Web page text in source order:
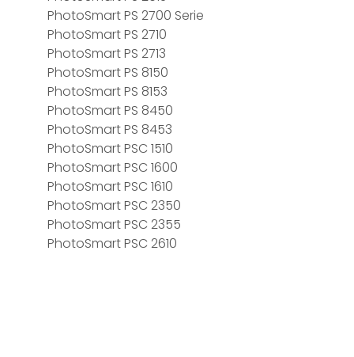
PhotoSmart PS 2700 Serie
PhotoSmart PS 2710
PhotoSmart PS 2713
PhotoSmart PS 8150
PhotoSmart PS 8153
PhotoSmart PS 8450
PhotoSmart PS 8453
PhotoSmart PSC 1510
PhotoSmart PSC 1600
PhotoSmart PSC 1610
PhotoSmart PSC 2350
PhotoSmart PSC 2355
PhotoSmart PSC 2610